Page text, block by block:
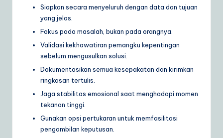
Siapkan secara menyeluruh dengan data dan tujuan
yang jelas.
Fokus pada masalah, bukan pada orangnya.
Validasi kekhawatiran pemangku kepentingan
sebelum mengusulkan solusi.
Dokumentasikan semua kesepakatan dan kirimkan
ringkasan tertulis.
Jaga stabilitas emosional saat menghadapi momen
tekanan tinggi.
Gunakan opsi pertukaran untuk memfasilitasi
pengambilan keputusan.